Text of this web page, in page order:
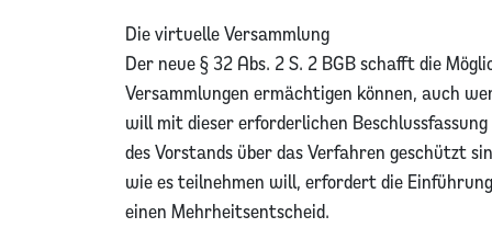
Die virtuelle Versammlung
Der neue § 32 Abs. 2 S. 2 BGB schafft die
Versammlungen ermächtigen können, auch
will mit dieser erforderlichen
des Vorstands über das Verfahren geschützt
wie es teilnehmen will, erfordert die
einen Mehrheitsentscheid.